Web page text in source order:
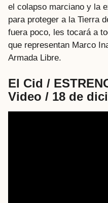
el colapso marciano y la
para proteger a la Tierra
fuera poco, les tocará a
que representan Marco
Armada Libre.
El Cid /
Video / 18 de